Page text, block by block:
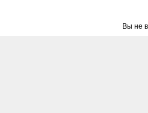
Вы не